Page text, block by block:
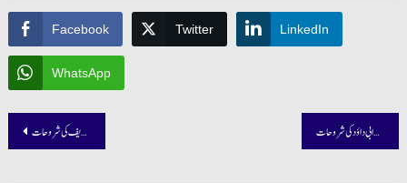
Facebook Twitter LinkedIn
WhatsApp
Post
ترمذی شریف کی شروحات سنن ابی داؤد کی شروحات